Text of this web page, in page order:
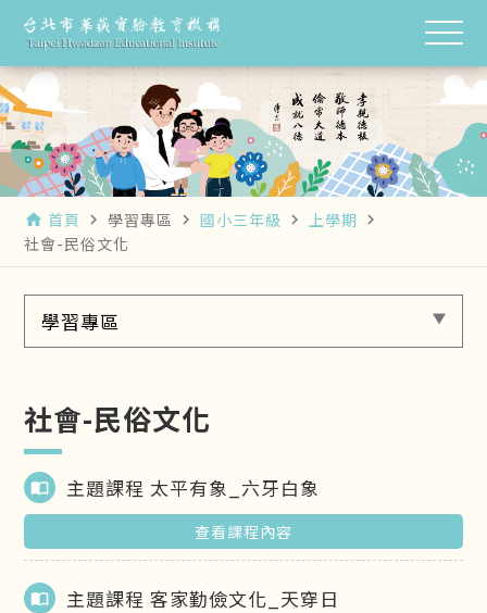
home 首頁 navigate_next 學習專區 navigate_next 國小三年級 navigate_next 上學期 navigate_next
社會-民俗文化
學習專區
社會-民俗文化
import_contacts 主題課程 太平有象_六牙白象
查看課程內容
import_contacts 主題課程 客家勤儉文化_天穿日